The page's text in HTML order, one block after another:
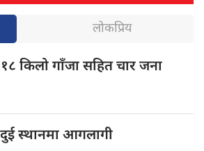
लोकप्रिय
किलो गाँजा सहित चार जना
स्थानमा आगलागी